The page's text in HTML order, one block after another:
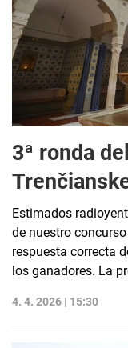
3ª ronda
Estimados
de nuestro
respuesta correcta
los ganadores. La
4. 4. 2026 | 15:30